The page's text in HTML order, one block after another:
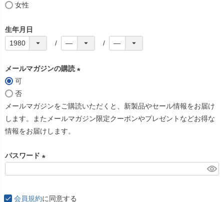
女性
生年月日
メールマガジンの購読
須
)
可
否
メールマガジンをご購読いただくと、新製品やセール情報をお届け
します。またメールマガジン限定クーポンやプレゼントなどお得な
情報をお届けします。
パスワード
須
会員規約に同意する